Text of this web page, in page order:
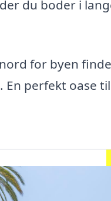
du boder i
for byen finde
perfekt oase